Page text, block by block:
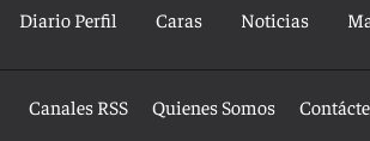
Diario Perfil Caras Noticias
Canales RSS Quienes Somos